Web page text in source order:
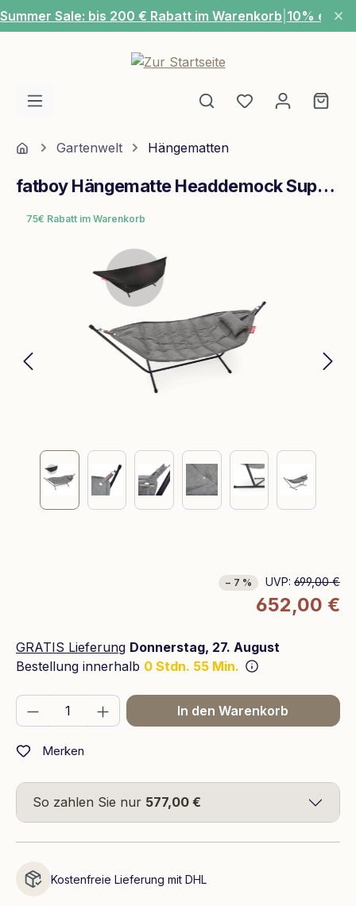
Zum Hauptinhalt springen
Summer Sale: bis 200 € Rabatt im Warenkorb 10% extra
Du hast 0
HomeGartenwelt Hängematten
fatboy Hängematte Headdemock Superb Deluxe Rock Grey
75€ Rabatt im Warenkorb
Bildergalerie überspringen
− 7 % UVP: 699,00 €
652,00 €
GRATIS Lieferung Donnerstag, 27. August
Bestellung innerhalb 0 Stdn. 55 Min.
Produkt Anzahl: Gib den gewünschten
In den Warenkorb
Merken
So zahlen Sie nur 577,00 €
Kostenfreie Lieferung mit DHL